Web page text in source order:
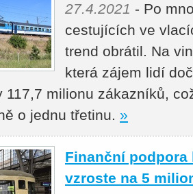
27.4.2021 - Po
cestujících ve
trend obrátil. Na
která zájem lidí
117,7 milionu zákazníků,
o jednu třetinu. »
Finanční
vzroste na 5